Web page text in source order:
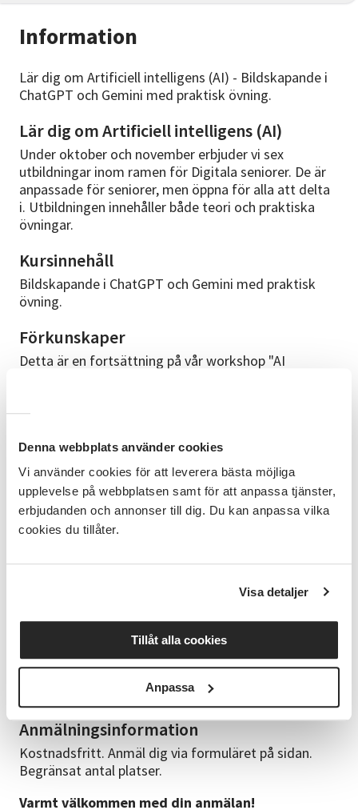
Denna webbplats använder cookies
Vi använder cookies för att leverera bästa möjliga
upplevelse på webbplatsen samt för att anpassa tjänster,
erbjudanden och annonser till dig. Du kan anpassa vilka
cookies du tillåter.
Visa detaljer
Tillåt alla cookies
Anpassa
Information
Lär dig om Artificiell intelligens (AI) - Bildskapande i
ChatGPT och Gemini med praktisk övning.
Lär dig om Artificiell intelligens (AI)
Under oktober och november erbjuder vi sex
utbildningar inom ramen för Digitala seniorer. De är
anpassade för seniorer, men öppna för alla att delta
i. Utbildningen innehåller både teori och praktiska
övningar.
Kursinnehåll
Bildskapande i ChatGPT och Gemini med praktisk
övning.
Förkunskaper
Detta är en fortsättning på vår workshop "AI
surfplatta, tex gå ut på internet.
Att ta med
Medtag laptop, surfplatta eller mobil (smartphone)
om ni vill vara med på den praktiska övningen.
Kursledare
med lång erfarenhet utav utbildningar i digital teknik
för seniorer. Gabriel finns med digitalt. Lokal ledare
0935-132 40
Anmälningsinformation
Kostnadsfritt. Anmäl dig via formuläret på sidan.
Begränsat antal platser.
Varmt välkommen med din anmälan!